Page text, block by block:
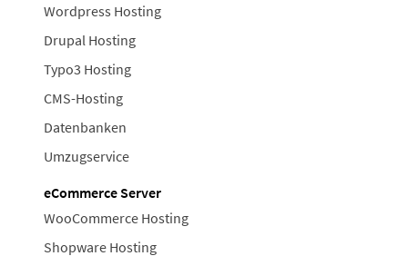
Wordpress Hosting
Drupal Hosting
Typo3 Hosting
CMS-Hosting
Datenbanken
Umzugservice
eCommerce Server
WooCommerce Hosting
Shopware Hosting